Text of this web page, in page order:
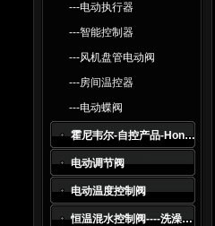
---电动执行器
---智能控制器
---风机盘管电动阀
---房间温控器
---电动蝶阀
霍尼韦尔-自控产品-Honeywell
电动调节阀
电动温度控制阀
恒温混水控制阀----洗澡水及生活热水系统*